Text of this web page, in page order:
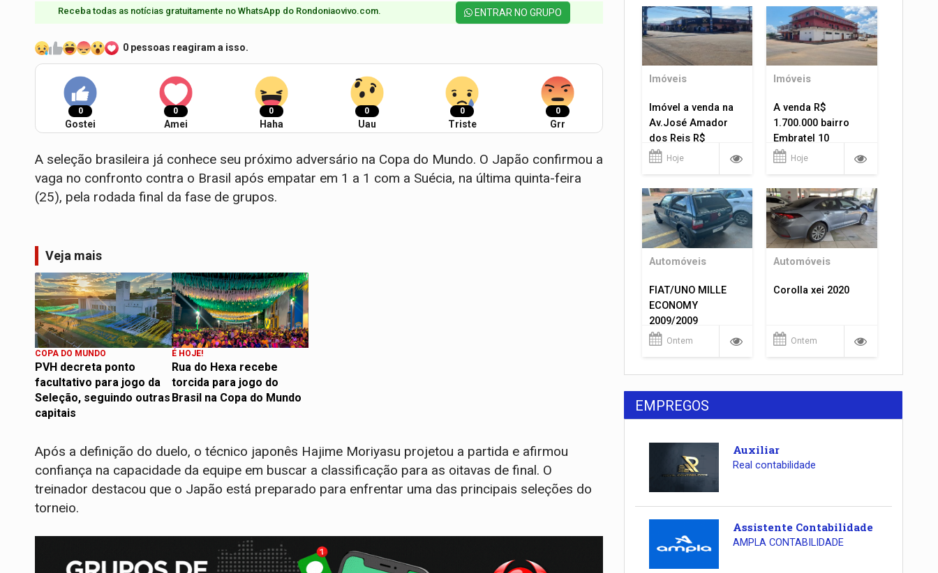
Receba todas as notícias gratuitamente no WhatsApp do Rondoniaovivo.com.​ ENTRAR NO GRUPO
0 pessoas reagiram a isso.
0
Gostei
0
Amei
0
Haha
0
Uau
0
Triste
0
Grr
A seleção brasileira já conhece seu próximo adversário na Copa do Mundo. O Japão confirmou a
vaga no confronto contra o Brasil após empatar em 1 a 1 com a Suécia, na última quinta-feira
(25), pela rodada final da fase de grupos.
Veja mais
COPA DO MUNDO
PVH decreta ponto
facultativo para jogo da
Seleção, seguindo outras
capitais
É HOJE!
Rua do Hexa recebe
torcida para jogo do
Brasil na Copa do Mundo
Após a definição do duelo, o técnico japonês Hajime Moriyasu projetou a partida e afirmou
confiança na capacidade da equipe em buscar a classificação para as oitavas de final. O
treinador destacou que o Japão está preparado para enfrentar uma das principais seleções do
torneio.
Imóveis
Imóvel a venda na
Av.José Amador
dos Reis R$
1.400.000
Hoje
Imóveis
A venda R$
1.700.000 bairro
Embratel 10
apartamentos!
Hoje
Automóveis
FIAT/UNO MILLE
ECONOMY
2009/2009
Ontem
Automóveis
Corolla xei 2020
Ontem
EMPREGOS
Auxiliar
Real contabilidade
Assistente Contabilidade
AMPLA CONTABILIDADE